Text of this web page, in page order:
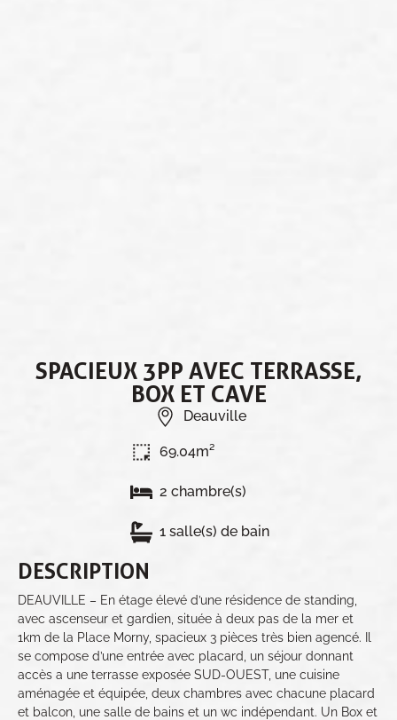
SPACIEUX 3PP AVEC TERRASSE,
BOX ET CAVE
Deauville
69.04m²
2 chambre(s)
1 salle(s) de bain
DESCRIPTION
DEAUVILLE – En étage élevé d’une résidence de standing,
avec ascenseur et gardien, située à deux pas de la mer et
1km de la Place Morny, spacieux 3 pièces très bien agencé. Il
se compose d’une entrée avec placard, un séjour donnant
accès a une terrasse exposée SUD-OUEST, une cuisine
aménagée et équipée, deux chambres avec chacune placard
et balcon, une salle de bains et un wc indépendant. Un Box et